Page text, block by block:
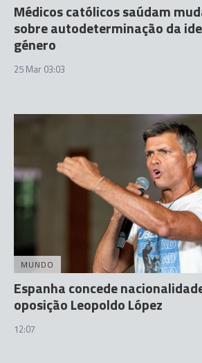
Médicos católicos saúdam
sobre autodeterminação da
género
25 Mar 03:03
MUNDO
Espanha concede
oposição Leopoldo López
12:07